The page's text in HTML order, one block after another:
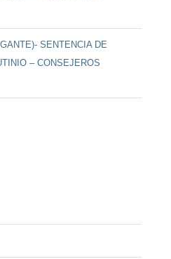
SENTENCIA DE
– CONSEJEROS